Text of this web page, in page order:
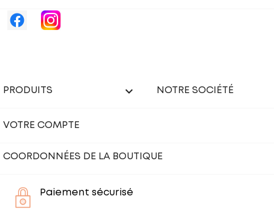
PRODUITS  NOTRE SOCIÉTÉ
VOTRE COMPTE
COORDONNÉES DE LA BOUTIQUE
Paiement sécurisé